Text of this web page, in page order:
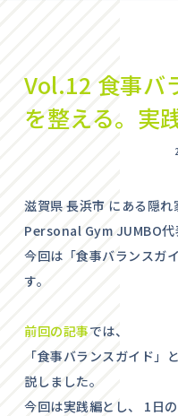
Vol.12 食事バ
を整える。実
滋賀県 長浜市 にある隠
Personal Gym JUMBO代
今回は「食事バランスガ
す。
前回の記事では、
「食事バランスガイド」
説しました。
今回は実践編とし、 1日